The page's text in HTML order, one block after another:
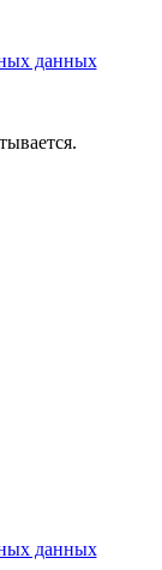
данных
данных